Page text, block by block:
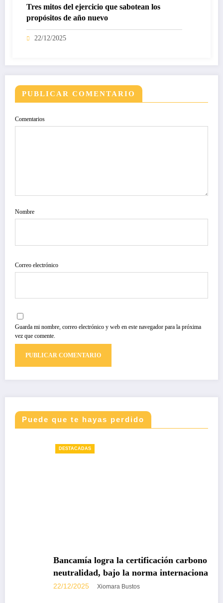
Tres mitos del ejercicio que sabotean los
propósitos de año nuevo
22/12/2025
PUBLICAR COMENTARIO
Comentarios
Nombre
Correo electrónico
Guarda mi nombre, correo electrónico y web en este navegador para la próxima
vez que comente.
Puede que te hayas perdido
Bancamía logra la certificación carbono
neutralidad, bajo la norma internacional ISO
22/12/2025 Xiomara Bustos